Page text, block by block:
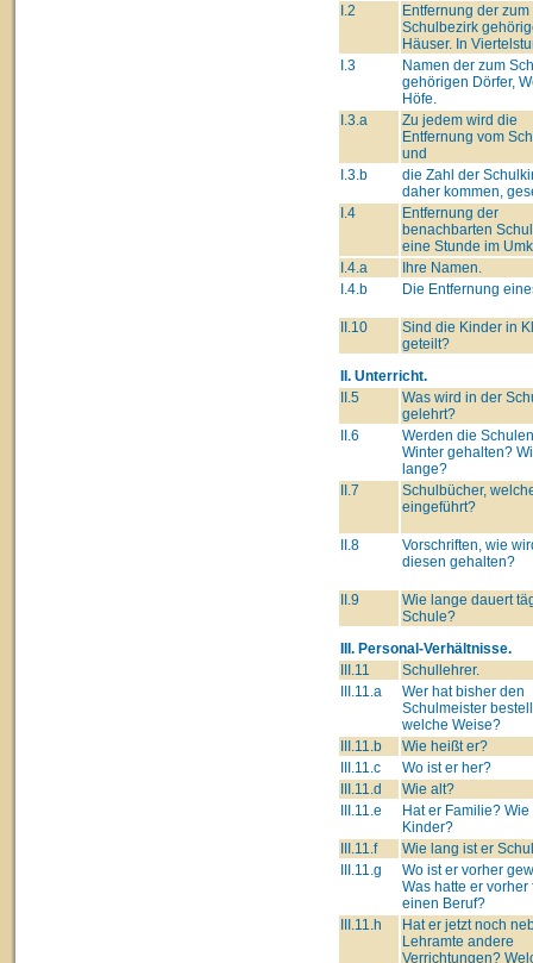
I.2
Entfernung der zum
Schulbezirk
Häuser. In
I.3
Namen der zum
gehörigen Dörfer,
Höfe.
I.3.a
Zu jedem wird die
Entfernung vom
und
I.3.b
die Zahl der
daher kommen,
I.4
Entfernung der
benachbarten
eine Stunde im
I.4.a
Ihre Namen.
I.4.b
Die Entfernung
II.10
Sind die Kinder in
geteilt?
II. Unterricht.
II.5
Was wird in der
gelehrt?
II.6
Werden die
Winter gehalten?
lange?
II.7
Schulbücher,
eingeführt?
II.8
Vorschriften, wie
diesen gehalten?
II.9
Wie lange dauert
Schule?
III. Personal-Verhältnisse.
III.11
Schullehrer.
III.11.a
Wer hat bisher den
Schulmeister
welche Weise?
III.11.b
Wie heißt er?
III.11.c
Wo ist er her?
III.11.d
Wie alt?
III.11.e
Hat er Familie?
Kinder?
III.11.f
Wie lang ist er
III.11.g
Wo ist er vorher
Was hatte er vorher
einen Beruf?
III.11.h
Hat er jetzt noch
Lehramte andere
Verrichtungen?